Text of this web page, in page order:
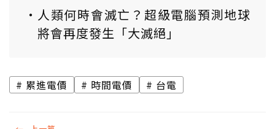
人類何時會滅亡？超級電腦預測地球
將會再度發生「大滅絕」
累進電價 時間電價 台電